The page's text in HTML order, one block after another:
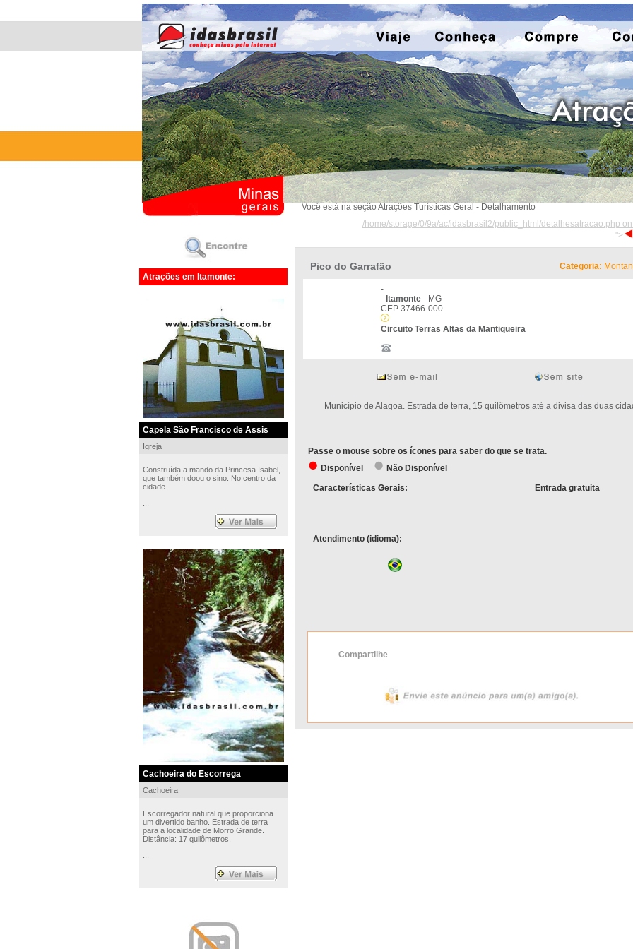
Atrações em Itamonte:
Capela São Francisco de Assis
Igreja
Construída a mando da Princesa Isabel,
que também doou o sino. No centro da
cidade.
Cachoeira do Escorrega
Cachoeira
Escorregador natural que proporciona
um divertido banho. Estrada de terra
para a localidade de Morro Grande.
Distância: 17 quilômetros.
Você está na seção Atrações Turísticas Geral - Detalhamento
/home/storage/0/9a/ac/idasbrasil2/public_html/detalhesatracao.php
">
Pico do Garrafão Categoria:
-
- Itamonte - MG
CEP 37466-000
Circuito Terras Altas da Mantiqueira
Município de Alagoa. Estrada de terra, 15 quilômetros até a divisa das duas
Passe o mouse sobre os ícones para saber do que se trata.
Disponível
Não Disponível
Características Gerais:
Atendimento (idioma):
Entrada gratuita
Compartilhe